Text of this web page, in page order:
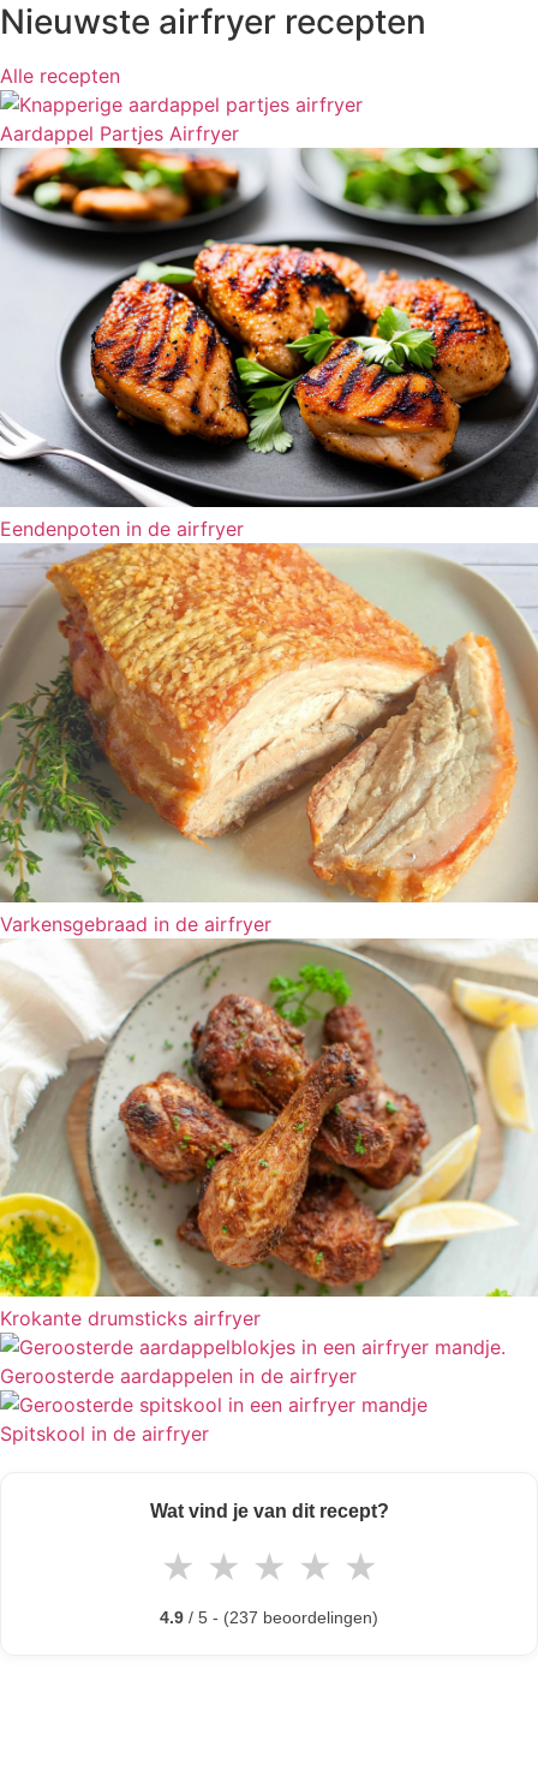
Nieuwste airfryer recepten
Alle recepten
Aardappel Partjes Airfryer
Eendenpoten in de airfryer
Varkensgebraad in de airfryer
Krokante drumsticks airfryer
Geroosterde aardappelen in de airfryer
Spitskool in de airfryer
Wat vind je van dit recept?
★ ★ ★ ★ ★
4.9 / 5 - (237 beoordelingen)